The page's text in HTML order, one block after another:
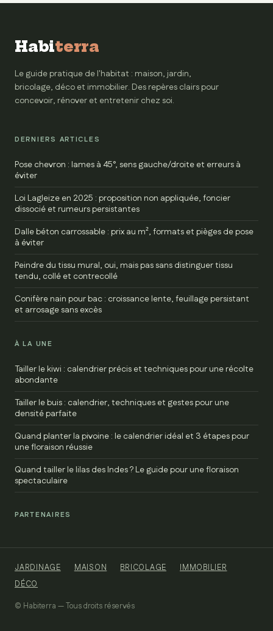
Habiterra
Le guide pratique de l'habitat : maison, jardin,
bricolage, déco et immobilier. Des repères clairs pour
concevoir, rénover et entretenir chez soi.
DERNIERS ARTICLES
Pose chevron : lames à 45°, sens gauche/droite et erreurs à
éviter
Loi Lagleize en 2025 : proposition non appliquée, foncier
dissocié et rumeurs persistantes
Dalle béton carrossable : prix au m², formats et pièges de pose
à éviter
Peindre du tissu mural, oui, mais pas sans distinguer tissu
tendu, collé et contrecollé
Conifère nain pour bac : croissance lente, feuillage persistant
et arrosage sans excès
À LA UNE
Tailler le kiwi : calendrier précis et techniques pour une récolte
abondante
Tailler le buis : calendrier, techniques et gestes pour une
densité parfaite
Quand planter la pivoine : le calendrier idéal et 3 étapes pour
une floraison réussie
Quand tailler le lilas des Indes ? Le guide pour une floraison
spectaculaire
PARTENAIRES
JARDINAGE MAISON BRICOLAGE
IMMOBILIER
DÉCO
© Habiterra — Tous droits réservés